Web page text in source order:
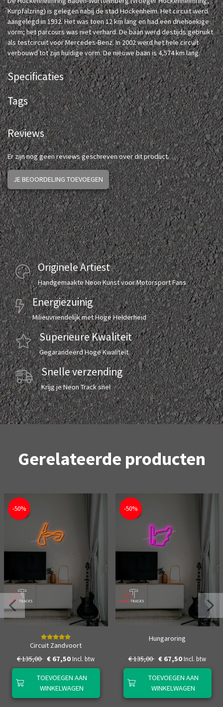
Kurpfalzring) is gelegen nabij de stad Hockenheim. Het circuit werd
aangelegd in 1932. Het was toen 12 km lang en had een driehoekige
vorm; het parcours was niet verhard. De baan werd destijds gebruikt
als testcircuit voor Mercedes-Benz. In 2002 werd het hele circuit
verbouwd tot zijn huidige vorm. De nieuwe baan is 4,574 km lang.
Specificaties
Tags
Reviews
Er zijn nog geen reviews geschreven over dit product.
JE BEOORDELING TOEVOEGEN
Originele Artiest
Handgemaakte Neon Kunst voor Motorsport Fans
Energiezuinig
Milieuvriendelijk met Hoge Helderheid
Superieure Kwaliteit
Gegarandeerd Hoge Kwaliteit
Snelle verzending
Krijg je Neon Track snel
Gerelateerde producten
-50%
Circuit Zandvoort
€ 135,00 € 67,50 Incl. btw
TOEVOEGEN AAN
WINKELWAGEN
-50%
Hungaroring
€ 135,00 € 67,50 Incl. btw
TOEVOEGEN AAN
WINKELWAGEN